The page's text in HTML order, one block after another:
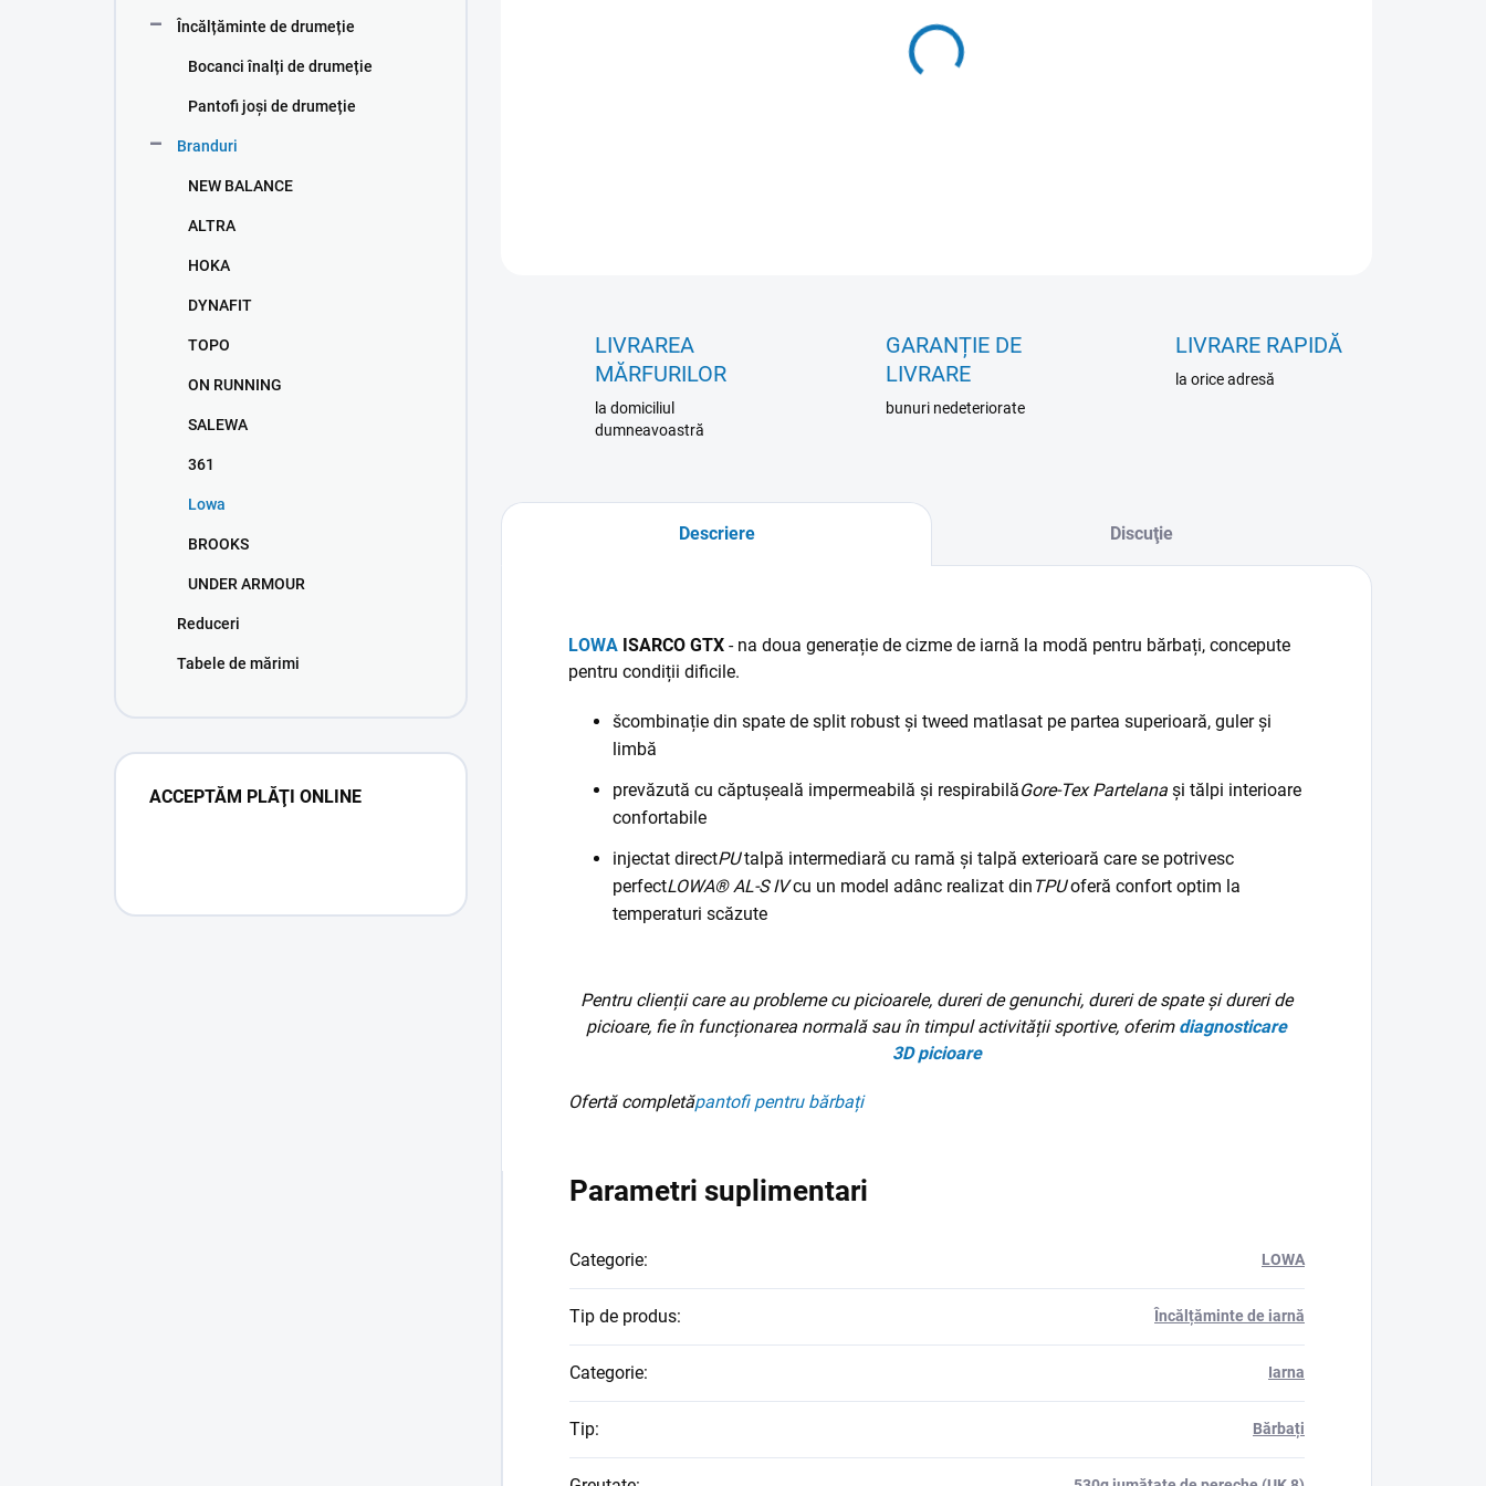
Încălțăminte de drumeție
Bocanci înalți de drumeție
Pantofi joși de drumeție
Branduri
NEW BALANCE
ALTRA
HOKA
DYNAFIT
TOPO
ON RUNNING
SALEWA
361
Lowa
BROOKS
UNDER ARMOUR
Reduceri
Tabele de mărimi
ACCEPTĂM PLĂŢI ONLINE
OPȚIUNI DE TRANSPORT
LIVRAREA
MĂRFURILOR
la domiciliul
dumneavoastră
GARANȚIE DE
LIVRARE
bunuri nedeteriorate
LIVRARE RAPIDĂ
la orice adresă
Descriere Discuţie
LOWA ISARCO GTX - na doua generație de cizme de iarnă la modă pentru bărbați, concepute
pentru condiții dificile.
šcombinație din spate de split robust și tweed matlasat pe partea superioară, guler și
limbă
prevăzută cu căptușeală impermeabilă și respirabilăGore-Tex Partelana și tălpi interioare
confortabile
injectat directPUtalpă intermediară cu ramă și talpă exterioară care se potrivesc
perfectLOWA® AL-S IVcu un model adânc realizat din TPUoferă confort optim la
temperaturi scăzute
Pentru clienții care au probleme cu picioarele, dureri de genunchi, dureri de spate și dureri de
picioare, fie în funcționarea normală sau în timpul activității sportive, oferim diagnosticare
3D picioare
Ofertă completăpantofi pentru bărbați
Parametri suplimentari
Categorie: LOWA
Tip de produs: Încălțăminte de iarnă
Categorie: Iarna
Tip: Bărbați